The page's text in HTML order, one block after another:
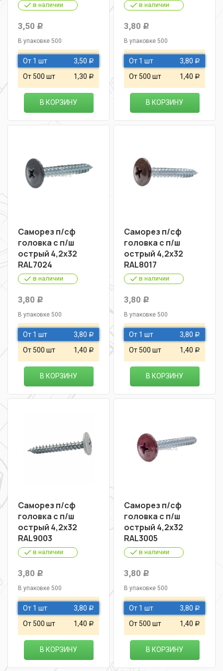
в наличии
3,50 Р
В упаковке 500
От 1 шт 3,50 Р
От 500 шт 1,30 Р
В КОРЗИНУ
в наличии
3,80 Р
В упаковке 500
От 1 шт 3,80 Р
От 500 шт 1,40 Р
В КОРЗИНУ
Саморез п/сф
головка с п/ш
острый 4,2х32
RAL7024
в наличии
3,80 Р
В упаковке 500
От 1 шт 3,80 Р
От 500 шт 1,40 Р
В КОРЗИНУ
Саморез п/сф
головка с п/ш
острый 4,2х32
RAL8017
в наличии
3,80 Р
В упаковке 500
От 1 шт 3,80 Р
От 500 шт 1,40 Р
В КОРЗИНУ
Саморез п/сф
головка с п/ш
острый 4,2х32
RAL9003
в наличии
3,80 Р
В упаковке 500
От 1 шт 3,80 Р
От 500 шт 1,40 Р
В КОРЗИНУ
Саморез п/сф
головка с п/ш
острый 4,2х32
RAL3005
в наличии
3,80 Р
В упаковке 500
От 1 шт 3,80 Р
От 500 шт 1,40 Р
В КОРЗИНУ